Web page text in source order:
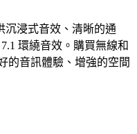
沉浸式音效、清晰的通
環繞音效。購買無線和
的音訊體驗、增強的空間